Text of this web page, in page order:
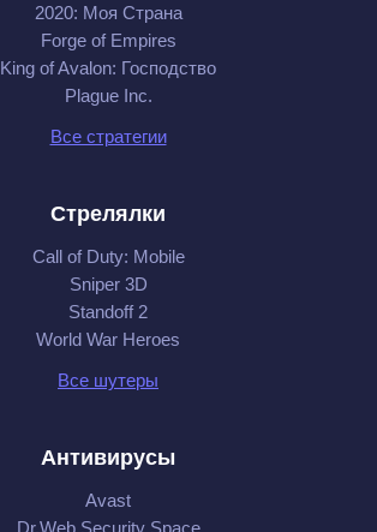
2020: Моя Cтрана
Forge of Empires
King of Avalon: Господство
Plague Inc.
Все стратегии
Стрелялки
Call of Duty: Mobile
Sniper 3D
Standoff 2
World War Heroes
Все шутеры
Антивирусы
Avast
Dr.Web Security Space